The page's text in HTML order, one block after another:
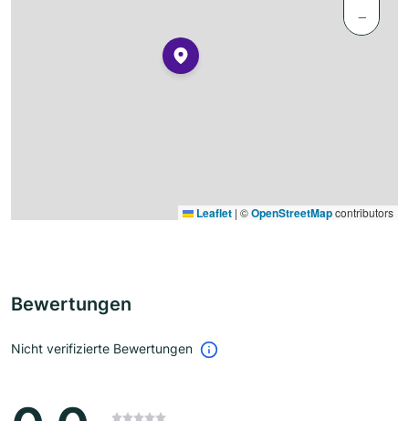
−
Leaflet | ©OpenStreetMapcontributors
Bewertungen
Nicht verifizierte Bewertungen